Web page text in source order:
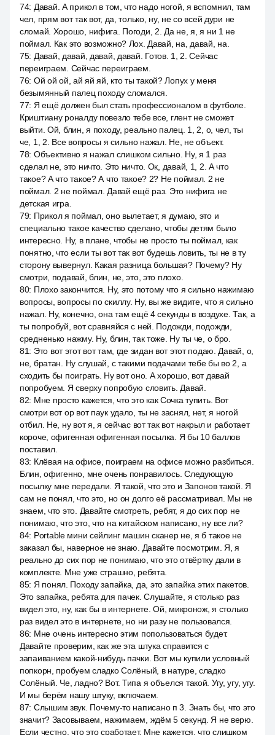
74: Давай. А прикол в том, что надо ногой, я вспомнил, там
чел, прям вот так вот, да, только, ну, не со всей дури не
сломай. Хорошо, нифига. Погоди, 2. Да не, я, я ни 1 не
поймал. Как это возможно? Лох. Давай, на, давай, на.
75: Давай, давай, давай, давай. Готов. 1, 2. Сейчас
переиграем. Сейчас переиграем.
76: Ой ой ой, ай яй яй, кто ты такой? Лопух у меня
безымянный палец походу сломался.
77: Я ещё должен был стать профессионалом в футболе.
Криштиану роналду повезло тебе все, глент не сможет
выйти. Ой, блин, я походу, реально палец. 1, 2, о, чел, ты
че, 1, 2. Все вопросы я сильно нажал. Не, не объект.
78: Объективно я нажал слишком сильно. Ну, я 1 раз
сделал не, это ничто. Это ничто. Ок, давай, 1, 2. А что
такое? А что такое? А что такое? 2? Не поймал. 2 не
поймал. 2 не поймал. Давай ещё раз. Это нифига не
детская игра.
79: Прикол я поймал, оно вылетает, я думаю, это и
специально такое качество сделано, чтобы детям было
интересно. Ну, в плане, чтобы не просто ты поймал, как
понятно, что если ты вот так вот будешь ловить, ты не в ту
сторону вывернул. Какая разница большая? Почему? Ну
смотри, подавай, блин, не, это, это плохо.
80: Плохо закончится. Ну, это потому что я сильно нажимаю
вопросы, вопросы по скиллу. Ну, вы же видите, что я сильно
нажал. Ну, конечно, она там ещё 4 секунды в воздухе. Так, а
ты попробуй, вот сравняйся с ней. Подожди, подожди,
средненько нажму. Ну, блин, так тоже. Ну ты че, о бро.
81: Это вот этот вот там, где зидан вот этот подаю. Давай, о,
не, братан. Ну слушай, с такими подачами тебе бы во 2, а
сходить бы поиграть. Ну вот оно. А хорошо, вот давай
попробуем. Я сверху попробую словить. Давай.
82: Мне просто кажется, что это как Сочка тупить. Вот
смотри вот op вот паук удало, ты не заснял, нет, я ногой
отбил. Не, ну вот я, я сейчас вот так вот накрыл и работает
короче, офигенная офигенная посылка. Я бы 10 баллов
поставил.
83: Клёвая на офисе, поиграем на офисе можно разбиться.
Блин, офигенно, мне очень понравилось. Следующую
посылку мне передали. Я такой, что это и Запонов такой. Я
сам не понял, что это, но он долго её рассматривал. Мы не
знаем, что это. Давайте смотреть, ребят, я до сих пор не
понимаю, что это, что на китайском написано, ну все ли?
84: Portable мини сейлинг машин сканер не, я б такое не
заказал бы, наверное не знаю. Давайте посмотрим. Я, я
реально до сих пор не понимаю, что это отвёртку дали в
комплекте. Мне уже страшно, ребята.
85: Я понял. Походу запайка, да, это запайка этих пакетов.
Это запайка, ребята для пачек. Слушайте, я столько раз
видел это, ну, как бы в интернете. Ой, микронож, я столько
раз видел это в интернете, но ни разу не пользовался.
86: Мне очень интересно этим попользоваться будет.
Давайте проверим, как же эта штука справится с
запаиванием какой-нибудь пачки. Вот мы купили условный
попкорн, пробуем сладко Солёный, в натуре, сладко
Солёный. Че, ладно? Вот. Типа я объелся такой. Угу, угу, угу.
И мы берём нашу штуку, включаем.
87: Слышим звук. Почему-то написано п 3. Знать бы, что это
значит? Засовываем, нажимаем, ждём 5 секунд. Я не верю.
Если честно, что это сработает. Мне кажется, что слишком